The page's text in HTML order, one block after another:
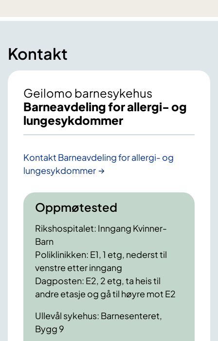
Kontakt
Geilomo barnesykehus
Barneavdeling for allergi- og
lungesykdommer
Kontakt Barneavdeling for allergi- og
lungesykdommer
Oppmøtested
Rikshospitalet: Inngang Kvinner-
Barn
Poliklinikken: E1, 1 etg, nederst til
venstre etter inngang
Dagposten: E2, 2 etg, ta heis til
andre etasje og gå til høyre mot E2
Ullevål sykehus: Barnesenteret,
Bygg 9